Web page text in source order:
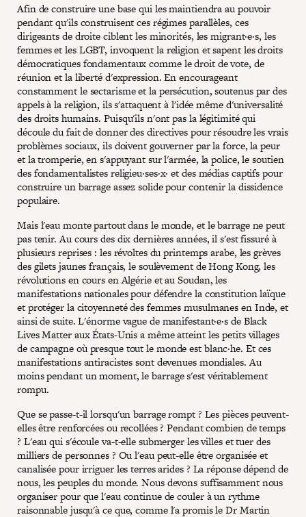
Afin de construire une base qui les maintiendra au pouvoir
pendant qu'ils construisent ces régimes parallèles, ces
dirigeants de droite ciblent les minorités, les migrant·e·s, les
femmes et les LGBT, invoquent la religion et sapent les droits
démocratiques fondamentaux comme le droit de vote, de
réunion et la liberté d'expression. En encourageant
constamment le sectarisme et la persécution, soutenus par des
appels à la religion, ils s'attaquent à l'idée même d'universalité
des droits humains. Puisqu'ils n'ont pas la légitimité qui
découle du fait de donner des directives pour résoudre les vrais
problèmes sociaux, ils doivent gouverner par la force, la peur
et la tromperie, en s'appuyant sur l'armée, la police, le soutien
des fondamentalistes religieu·ses·x· et des médias captifs pour
construire un barrage assez solide pour contenir la dissidence
populaire.
Mais l'eau monte partout dans le monde, et le barrage ne peut
pas tenir. Au cours des dix dernières années, il s'est fissuré à
plusieurs reprises : les révoltes du printemps arabe, les grèves
des gilets jaunes français, le soulèvement de Hong Kong, les
révolutions en cours en Algérie et au Soudan, les
manifestations nationales pour défendre la constitution laïque
et protéger la citoyenneté des femmes musulmanes en Inde, et
ainsi de suite. L'énorme vague de manifestant·e·s de Black
Lives Matter aux États-Unis a même atteint les petits villages
de campagne où presque tout le monde est blanc·he. Et ces
manifestations antiracistes sont devenues mondiales. Au
moins pendant un moment, le barrage s'est véritablement
rompu.
Que se passe-t-il lorsqu'un barrage rompt ? Les pièces peuvent-
elles être renforcées ou recollées ? Pendant combien de temps
? L'eau qui s'écoule va-t-elle submerger les villes et tuer des
milliers de personnes ? Ou l'eau peut-elle être organisée et
canalisée pour irriguer les terres arides ? La réponse dépend de
nous, les peuples du monde. Nous devons suffisamment nous
organiser pour que l'eau continue de couler à un rythme
raisonnable jusqu'à ce que, comme l'a promis le Dr Martin